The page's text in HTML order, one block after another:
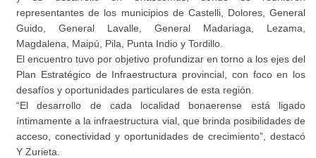
representantes de los municipios de Castelli, Dolores, General
Guido, General Lavalle, General Madariaga, Lezama,
Magdalena, Maipú, Pila, Punta Indio y Tordillo.
El encuentro tuvo por objetivo profundizar en torno a los ejes del
Plan Estratégico de Infraestructura provincial, con foco en los
desafíos y oportunidades particulares de esta región.
“El desarrollo de cada localidad bonaerense está ligado
íntimamente a la infraestructura vial, que brinda posibilidades de
acceso, conectividad y oportunidades de crecimiento”, destacó
Y Zurieta.